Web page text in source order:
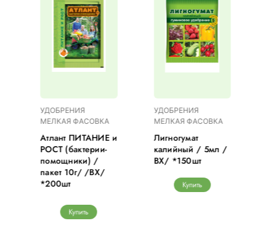
УДОБРЕНИЯ
МЕЛКАЯ ФАСОВКА
Атлант ПИТАНИЕ и
РОСТ (бактерии-
помощники) /
пакет 10г/ /ВХ/
*200шт
Купить
УДОБРЕНИЯ
МЕЛКАЯ ФАСОВКА
Лигногумат
калийный / 5мл /
ВХ/ *150шт
Купить